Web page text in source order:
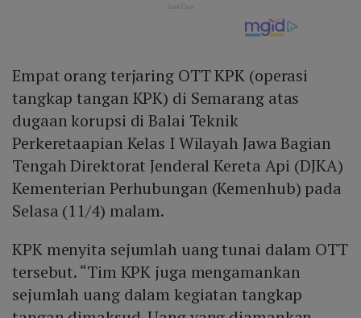
Empat orang terjaring OTT KPK (operasi
tangkap tangan KPK) di Semarang atas
dugaan korupsi di Balai Teknik
Perkeretaapian Kelas I Wilayah Jawa Bagian
Tengah Direktorat Jenderal Kereta Api (DJKA)
Kementerian Perhubungan (Kemenhub) pada
Selasa (11/4) malam.
KPK menyita sejumlah uang tunai dalam OTT
tersebut. “Tim KPK juga mengamankan
sejumlah uang dalam kegiatan tangkap